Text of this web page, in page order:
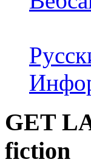
GET
fiction